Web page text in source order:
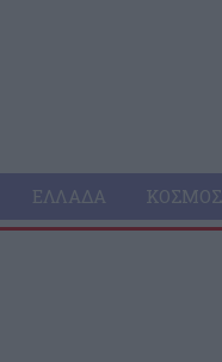
ΕΛΛΆΔΑ ΚΌΣΜΟΣ